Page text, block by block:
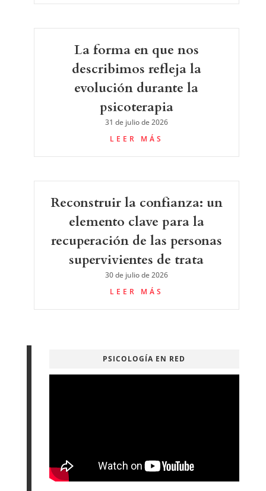
La forma en que nos
describimos refleja la
evolución durante la
psicoterapia
31 de julio de 2026
LEER MÁS
Reconstruir la confianza: un
elemento clave para la
recuperación de las personas
supervivientes de trata
30 de julio de 2026
LEER MÁS
PSICOLOGÍA EN RED